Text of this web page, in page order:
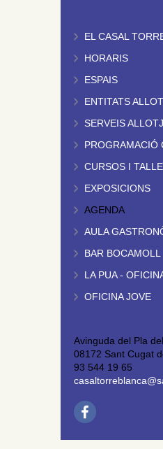
EL CASAL
HORARIS
ESPAIS
ENTITATS
SERVEIS
PROGRAMACIÓ
CURSOS I
EXPOSICIONS
AGENDA
AULA
BAR BOCAMOLL
LA PUA -
OFICINA JOVE
Avinguda del Pla
08172 Sant Cugat
93 544 19 65